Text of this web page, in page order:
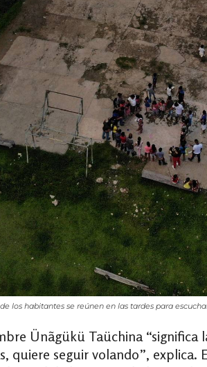
los habitantes se reúnen en las tardes para
Ünãgükü Taüchina “significa
quiere seguir volando”,